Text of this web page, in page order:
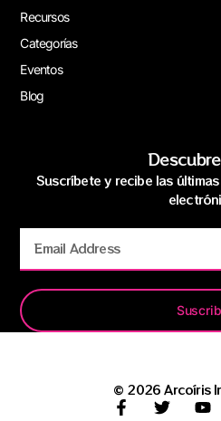
Recursos
Categorías
Eventos
Blog
Suscríbete y recibe las
© 2026 Arcoíris